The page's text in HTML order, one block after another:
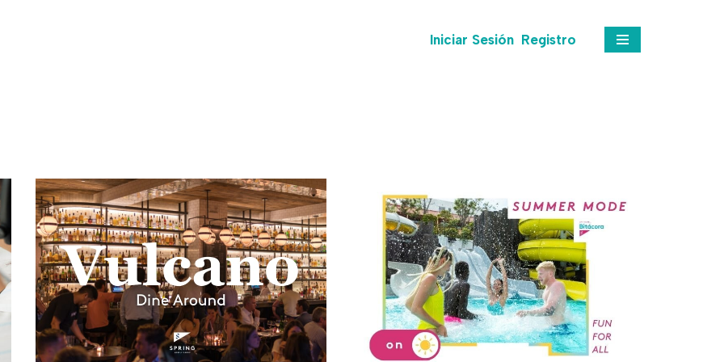
Iniciar Sesión Registro